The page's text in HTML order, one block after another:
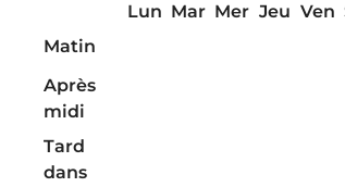
Lun Mar Mer Jeu Ven
Matin
Après
midi
Tard
dans